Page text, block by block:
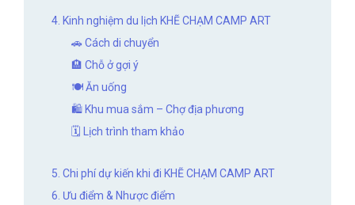
4. Kinh nghiệm du lịch KHẼ CHẠM CAMP ART
🚗 Cách di chuyển
🏨 Chỗ ở gợi ý
🍽️ Ăn uống
🛍️ Khu mua sắm – Chợ địa phương
🗓️ Lịch trình tham khảo
5. Chi phí dự kiến khi đi KHẼ CHẠM CAMP ART
6. Ưu điểm & Nhược điểm